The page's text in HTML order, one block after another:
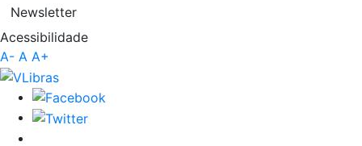
Newsletter
Acessibilidade
A- A A+